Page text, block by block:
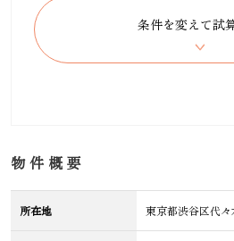
物件概要
所在地 東京都渋谷区代